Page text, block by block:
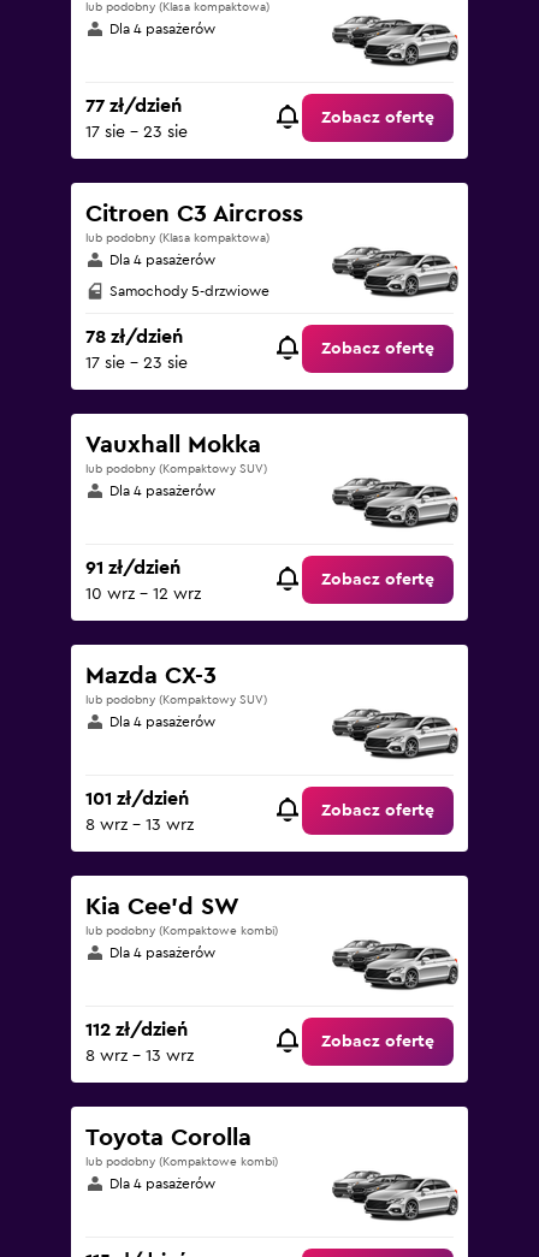
lub podobny (Klasa kompaktowa)
Dla 4 pasażerów
77 zł/dzień
17 sie - 23 sie
Zobacz ofertę
Citroen C3 Aircross
lub podobny (Klasa kompaktowa)
Dla 4 pasażerów
Samochody 5-drzwiowe
78 zł/dzień
17 sie - 23 sie
Zobacz ofertę
Vauxhall Mokka
lub podobny (Kompaktowy SUV)
Dla 4 pasażerów
91 zł/dzień
10 wrz - 12 wrz
Zobacz ofertę
Mazda CX-3
lub podobny (Kompaktowy SUV)
Dla 4 pasażerów
101 zł/dzień
8 wrz - 13 wrz
Zobacz ofertę
Kia Cee'd SW
lub podobny (Kompaktowe kombi)
Dla 4 pasażerów
112 zł/dzień
8 wrz - 13 wrz
Zobacz ofertę
Toyota Corolla
lub podobny (Kompaktowe kombi)
Dla 4 pasażerów